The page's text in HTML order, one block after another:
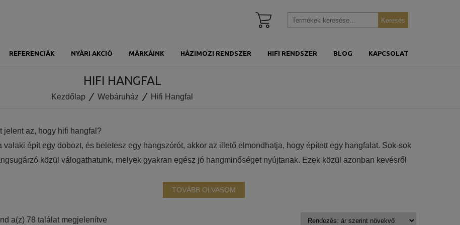
REFERENCIÁK NYÁRI AKCIÓ MÁRKÁINK HÁZIMOZI RENDSZER HIFI RENDSZER BLOG KAPCSOLAT
Kosár
Keresés
Keresés
HIFI HANGFAL
Kezdőlap Webáruház Hifi Hangfal
jelent az, hogy hifi hangfal?
valaki épít egy dobozt, és beletesz egy hangszórót, akkor az illető elmondhatja, hogy épített egy hangfalat. Sok-sok
közül válogathatunk, melyek gyakran egész jó hangminőséget nyújtanak. Ezek közül azonban kevésről
kifejezés. Arra utal, hogy az eredetileg rögzített hangjelet minél pontosabban reprodukálja egy rendszer,
hangfal árak – miért olyan drága?
TOVÁBB OLVASOM
a(z) 78 találat megjelenítve